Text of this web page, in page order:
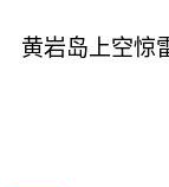
黄岩岛上空惊